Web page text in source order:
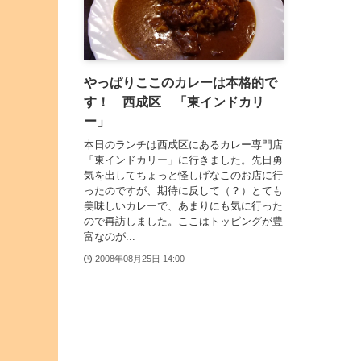
やっぱりここのカレーは本格的で
す！ 西成区 「東インドカリ
ー」
本日のランチは西成区にあるカレー専門店
「東インドカリー」に行きました。先日勇
気を出してちょっと怪しげなこのお店に行
ったのですが、期待に反して（？）とても
美味しいカレーで、あまりにも気に行った
ので再訪しました。ここはトッピングが豊
富なのが...
2008年08月25日 14:00